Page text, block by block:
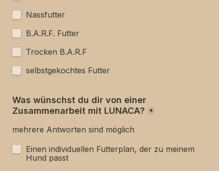
Nassfutter
B.A.R.F. Futter
Trocken B.A.R.F
selbstgekochtes Futter
Was wünschst du dir von einer
Zusammenarbeit mit LUNACA? *
mehrere Antworten sind möglich
Einen individuellen Futterplan, der zu meinem
Hund passt